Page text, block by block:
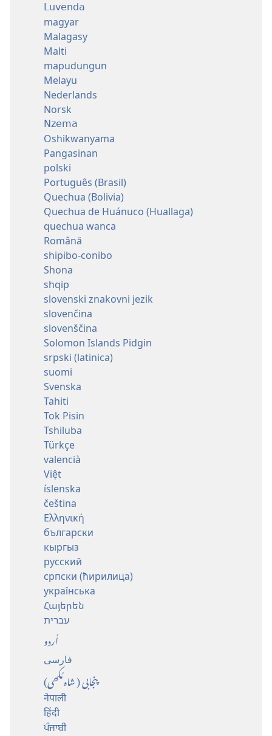
Luvenda
magyar
Malagasy
Malti
mapudungun
Melayu
Nederlands
Norsk
Nzema
Oshikwanyama
Pangasinan
polski
Português (Brasil)
Quechua (Bolivia)
Quechua de Huánuco (Huallaga)
quechua wanca
Română
shipibo-conibo
Shona
shqip
slovenski znakovni jezik
slovenčina
slovenščina
Solomon Islands Pidgin
srpski (latinica)
suomi
Svenska
Tahiti
Tok Pisin
Tshiluba
Türkçe
valencià
Việt
íslenska
čeština
Ελληνική
български
кыргыз
русский
српски (ћирилица)
українська
Հայերեն
עברית
اُردو
فارسی
پنجابی (شاہ مُکھی)
नेपाली
हिंदी
ਪੰਜਾਬੀ